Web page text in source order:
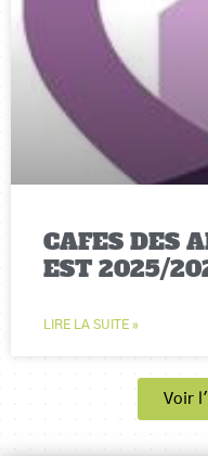
CAFES DES
EST 2025/
LIRE LA SUITE »
Voir